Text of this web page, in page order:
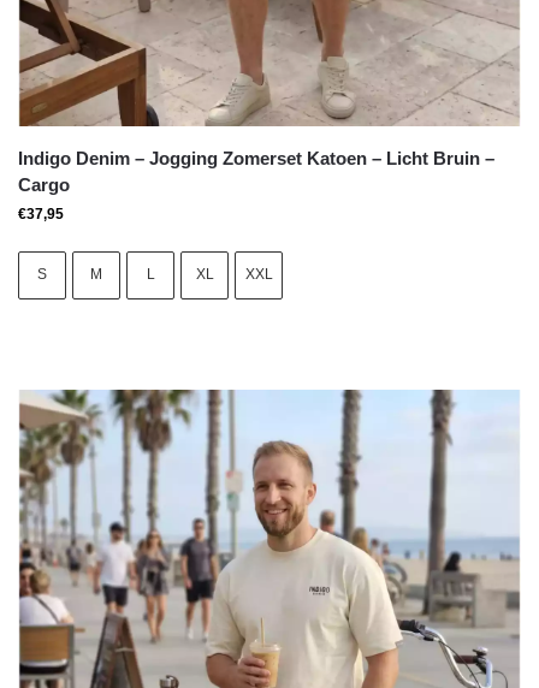
Indigo Denim – Jogging Zomerset Katoen – Licht Bruin –
Cargo
€37,95
S M L XL XXL